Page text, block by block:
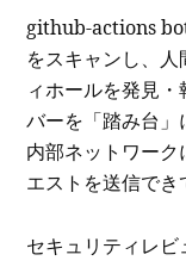
github-actions
をスキャンし、
ィホールを発見
バーを「踏み台
内部ネットワー
エストを送信でき
セキュリティレ